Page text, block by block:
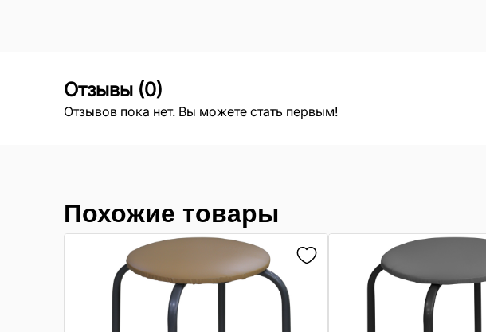
Отзывы (0)
Отзывов пока нет. Вы можете стать первым!
Похожие товары